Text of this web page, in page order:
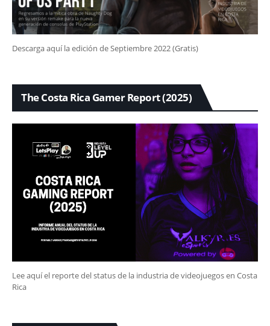
Descarga aquí la edición de Septiembre 2022 (Gratis)
The Costa Rica Gamer Report (2025)
Lee aquí el reporte del status de la industria de videojuegos en Costa
Rica